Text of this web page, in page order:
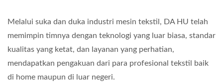
Melalui suka dan duka industri mesin tekstil, DA HU telah
memimpin timnya dengan teknologi yang luar biasa, standar
kualitas yang ketat, dan layanan yang perhatian,
mendapatkan pengakuan dari para profesional tekstil baik
di home maupun di luar negeri.